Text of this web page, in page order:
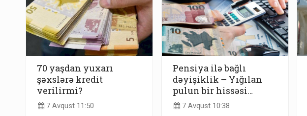
70 yaşdan yuxarı
şəxslərə kredit
verilirmi?
7 Avqust 11:50
Pensiya ilə bağlı
dəyişiklik – Yığılan
pulun bir hissəsi…
7 Avqust 10:38